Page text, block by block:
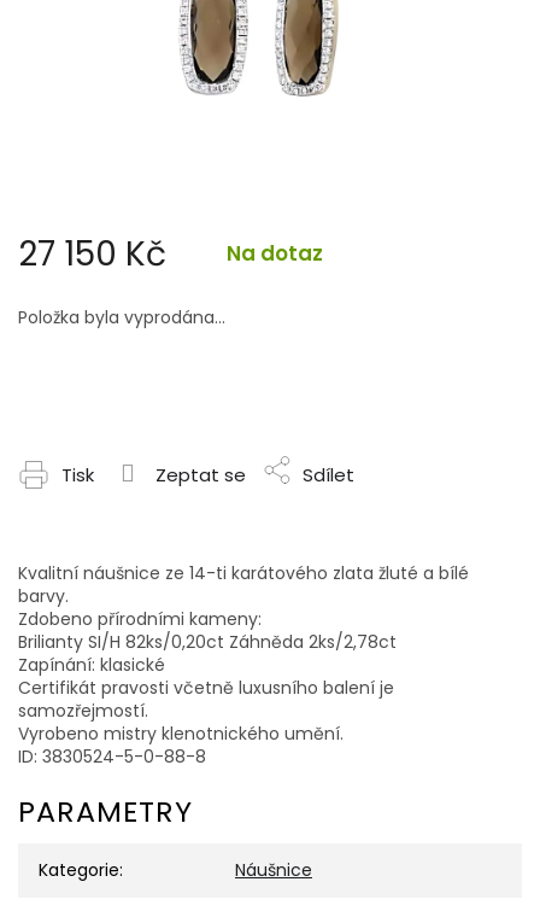
27 150 Kč Na dotaz
cena:
Položka byla vyprodána…
Tisk Zeptat se Sdílet
Kvalitní náušnice ze 14-ti karátového zlata žluté a bílé
barvy.
Zdobeno přírodními kameny:
Brilianty SI/H 82ks/0,20ct Záhněda 2ks/2,78ct
Zapínání: klasické
Certifikát pravosti včetně luxusního balení je
samozřejmostí.
Vyrobeno mistry klenotnického umění.
ID: 3830524-5-0-88-8
PARAMETRY
Kategorie: Náušnice